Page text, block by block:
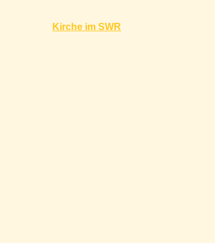
Beitragsnavigation
Kirche im SWR